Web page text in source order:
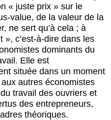
« juste prix » sur le
value, de la valeur de la
ne sert qu’à cela ; à
», c’est-à-dire dans les
dominants du
Elle est
située dans un moment
autres économistes
travail des ouvriers et
des entrepreneurs,
théoriques.